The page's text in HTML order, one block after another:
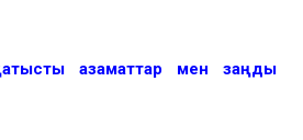
азаматтар мен заңды